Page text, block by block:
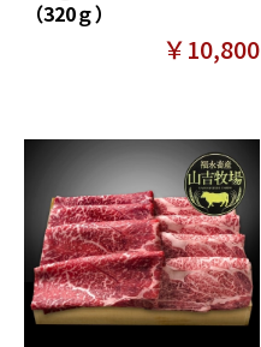
（320ｇ）
￥10,800